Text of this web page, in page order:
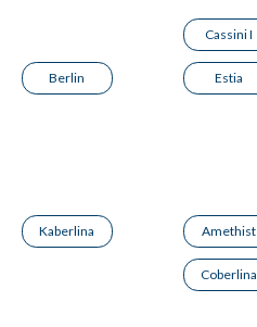
Cassini I
Berlin Estia
Kaberlina Amethist
Coberlina